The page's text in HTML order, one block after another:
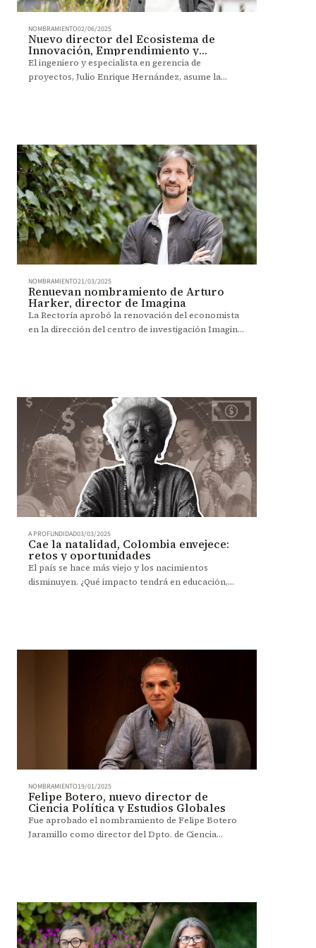
NOMBRAMIENTO02/06/2025
Nuevo director del Ecosistema de
Innovación, Emprendimiento y
Transferencia
El ingeniero y especialista en gerencia de
proyectos, Julio Enrique Hernández, asume la
NOMBRAMIENTO21/03/2025
Renuevan nombramiento de Arturo
Harker, director de Imagina
La Rectoría aprobó la renovación del economista
en la dirección del centro de investigación Imagina
A PROFUNDIDAD03/03/2025
Cae la natalidad, Colombia envejece:
retos y oportunidades
El país se hace más viejo y los nacimientos
disminuyen. ¿Qué impacto tendrá en educación,
NOMBRAMIENTO19/01/2025
Felipe Botero, nuevo director de
Ciencia Política y Estudios Globales
Fue aprobado el nombramiento de Felipe Botero
Jaramillo como director del Dpto. de Ciencia